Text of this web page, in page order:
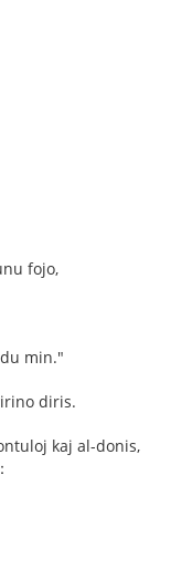
fojo,
min."
diris.
kaj al-donis,